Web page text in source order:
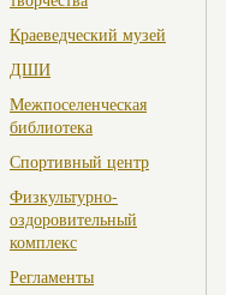
Краеведческий музей
ДШИ
Межпоселенческая
библиотека
Спортивный центр
Физкультурно-
оздоровительный
комплекс
Регламенты